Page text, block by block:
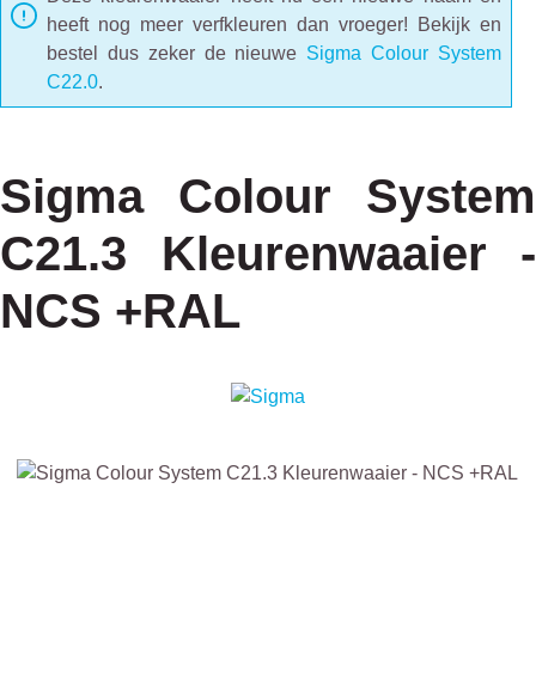
heeft nog meer verfkleuren dan vroeger! Bekijk en
bestel dus zeker de nieuwe Sigma Colour System
C22.0.
Sigma Colour System
C21.3 Kleurenwaaier -
NCS +RAL
Afbeeldingengalerij overslaan